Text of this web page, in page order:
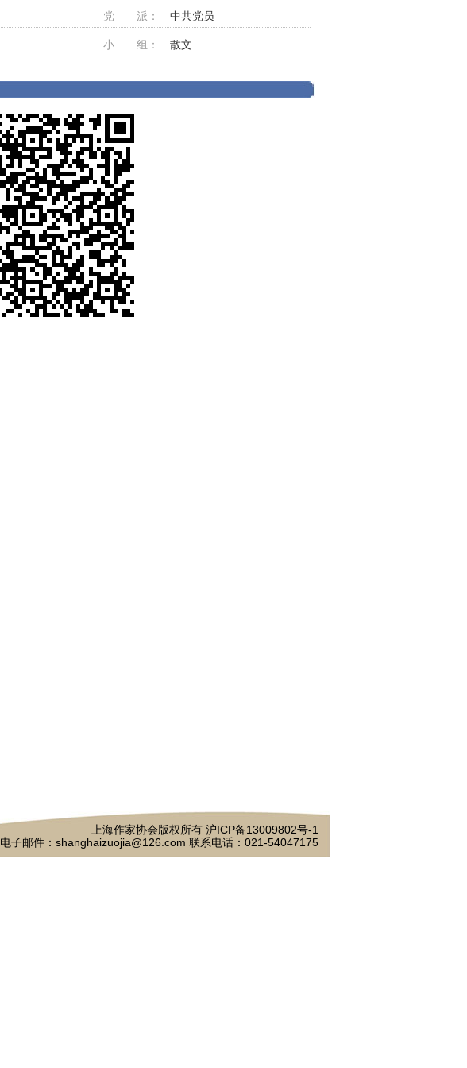
党 派： 中共党员
小 组： 散文
上海作家协会版权所有 沪ICP备13009802号-1
电子邮件：shanghaizuojia@126.com 联系电话：021-54047175